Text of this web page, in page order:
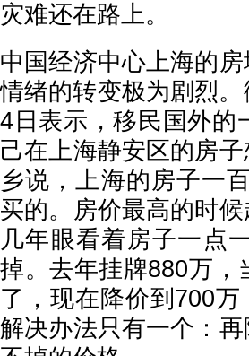
灾难还在路上。
中国经济中心上海的
情绪的转变极为剧烈
4日表示，移民国外的
己在上海静安区的房
乡说，上海的房子一
买的。房价最高的时
几年眼看着房子一点
掉。去年挂牌880万，
了，现在降价到700万
解决办法只有一个：